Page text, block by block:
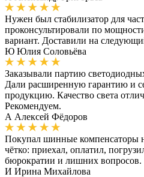
Нужен был стабилизатор для
проконсультировали по
вариант. Доставили на
Ю Юлия Соловьёва
Заказывали партию
Дали расширенную гарантию и
продукцию. Качество света
Рекомендуем.
А Алексей Фёдоров
Покупал шинные компенсаторы
чётко: приехал, оплатил,
бюрократии и лишних вопросов.
И Ирина Михайлова